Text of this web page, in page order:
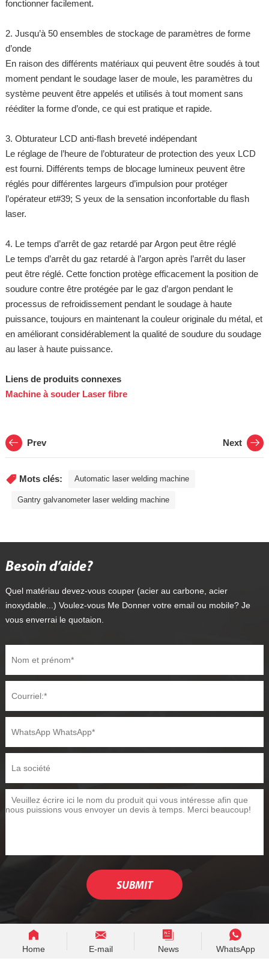
fonctionner facilement.
2. Jusqu’à 50 ensembles de stockage de paramètres de forme
d’onde
En raison des différents matériaux qui peuvent être soudés à tout
moment pendant le soudage laser de moule, les paramètres du
système peuvent être appelés et utilisés à tout moment sans
rééditer la forme d’onde, ce qui est pratique et rapide.
3. Obturateur LCD anti-flash breveté indépendant
Le réglage de l’heure de l’obturateur de protection des yeux LCD
est fourni. Différents temps de blocage lumineux peuvent être
réglés pour différentes largeurs d’impulsion pour protéger
l’opérateur et#39; S yeux de la sensation inconfortable du flash
laser.
4. Le temps d’arrêt de gaz retardé par Argon peut être réglé
Le temps d’arrêt du gaz retardé à l’argon après l’arrêt du laser
peut être réglé. Cette fonction protège efficacement la position de
soudure contre être protégée par le gaz d’argon pendant le
processus de refroidissement pendant le soudage à haute
puissance, toujours en maintenant la couleur originale du métal, et
en améliorant considérablement la qualité de soudure du soudage
au laser à haute puissance.
Liens de produits connexes
Machine à souder Laser fibre
Prev Next
Mots clés: Automatic laser welding machine
Gantry galvanometer laser welding machine
Besoin d’aide?
Quel matériau devez-vous couper (acier au carbone, acier
inoxydable...) Voulez-vous Me Donner votre email ou mobile? Je
vous enverrai le quotaion.
Home E-mail News WhatsApp